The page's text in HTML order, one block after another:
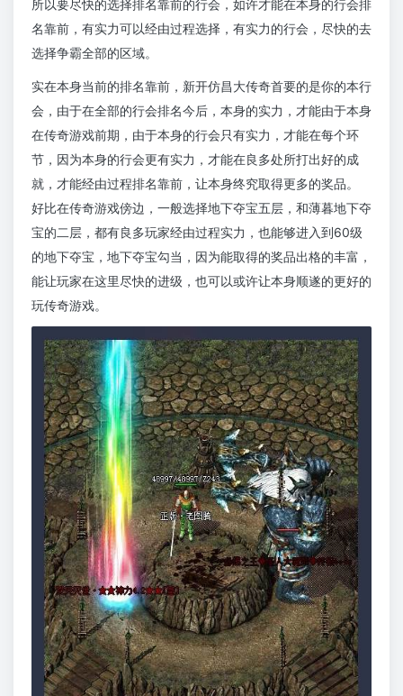
所以要尽快的选择排名靠前的行会，如许才能在本身的行会排
名靠前，有实力可以经由过程选择，有实力的行会，尽快的去
选择争霸全部的区域。
实在本身当前的排名靠前，新开仿昌大传奇首要的是你的本行
会，由于在全部的行会排名今后，本身的实力，才能由于本身
在传奇游戏前期，由于本身的行会只有实力，才能在每个环
节，因为本身的行会更有实力，才能在良多处所打出好的成
就，才能经由过程排名靠前，让本身终究取得更多的奖品。
好比在传奇游戏傍边，一般选择地下夺宝五层，和薄暮地下夺
宝的二层，都有良多玩家经由过程实力，也能够进入到60级
的地下夺宝，地下夺宝勾当，因为能取得的奖品出格的丰富，
能让玩家在这里尽快的进级，也可以或许让本身顺遂的更好的
玩传奇游戏。